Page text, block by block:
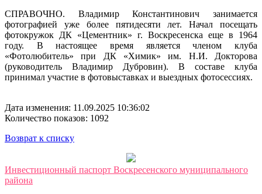
СПРАВОЧНО. Владимир Константинович занимается
фотографией уже более пятидесяти лет. Начал посещать
фотокружок ДК «Цементник» г. Воскресенска еще в 1964
году. В настоящее время является членом клуба
«Фотолюбитель» при ДК «Химик» им. Н.И. Докторова
(руководитель Владимир Дубровин). В составе клуба
принимал участие в фотовыставках и выездных фотосессиях.
Дата изменения: 11.09.2025 10:36:02
Количество показов: 1092
Возврат к списку
Инвестиционный паспорт Воскресенского муниципального
района